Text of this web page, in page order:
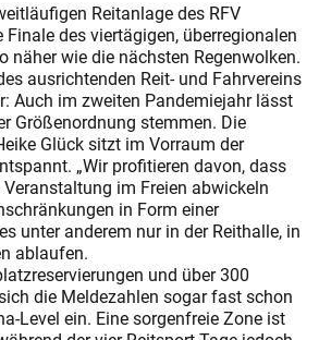
Reitanlage des RFV
des viertägigen, überregionalen
näher wie die nächs­ten Regenwolken.
ausrichtenden Reit- und Fahrvereins
Auch im zweiten Pandemiejahr lässt
Größenordnung stemmen. Die
Glück sitzt im Vorraum der
„Wir profitieren davon, dass
im Freien abwickeln
in Form einer
unter anderem nur in der Reithalle, in
ablaufen.
und über 300
die Meldezahlen sogar fast schon
Level ein. Eine sorgenfreie Zone ist